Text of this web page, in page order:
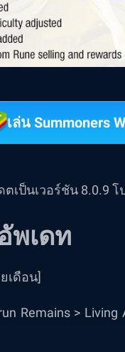
เล่น Summoners
ตเป็นเวอร์ชัน 8.0.9
พเดท
เดือน]
Remains >